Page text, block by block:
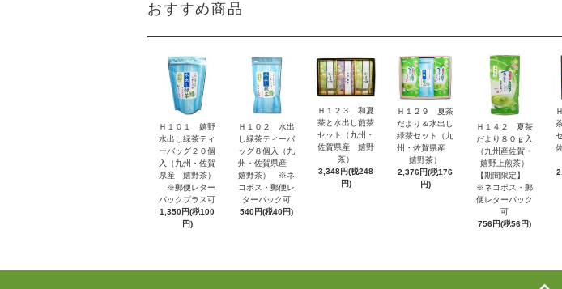
おすすめ商品
Ｈ１０１ 嬉野
水出し緑茶ティ
ーバッグ２０個
入（九州・佐賀
県産 嬉野茶）
※郵便レター
パックプラス可
1,350円(税100
円)
Ｈ１０２ 水出
し緑茶ティーバ
ッグ８個入（九
州・佐賀県産
嬉野茶） ※ネ
コポス・郵便レ
ターパック可
540円(税40円)
Ｈ１２３ 和夏
茶と水出し煎茶
セット（九州・
佐賀県産 嬉野
茶）
3,348円(税248
円)
Ｈ１２９ 夏茶
だより＆水出し
緑茶セット（九
州・佐賀県産
嬉野茶）
2,376円(税176
円)
Ｈ１４２ 夏茶
だより８０ｇ入
（九州産佐賀・
嬉野上煎茶）
【期間限定】
※ネコポス・郵
便レターパック
可
756円(税56円)